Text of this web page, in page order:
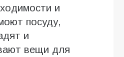
и
посуду,
и
вещи для